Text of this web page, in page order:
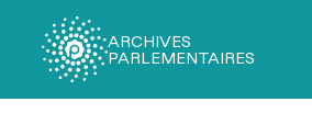
ARCHIVES
PARLEMENTAIRES